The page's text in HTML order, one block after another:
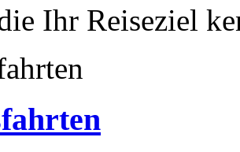
Ihr Reiseziel